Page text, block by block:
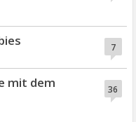
7
36
mit dem